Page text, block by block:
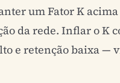
um Fator K acima
da rede. Inflar o K
e retenção baixa —